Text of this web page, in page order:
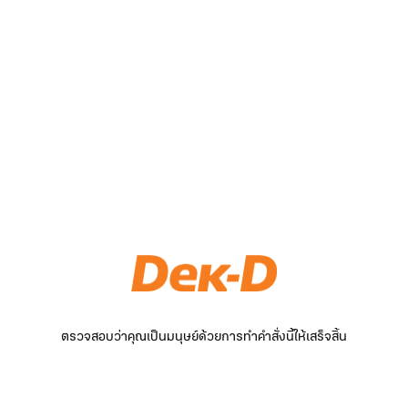
ตรวจสอบว่าคุณเป็นมนุษย์ด้วยการทำคำสั่งนี้ให้เสร็จสิ้น